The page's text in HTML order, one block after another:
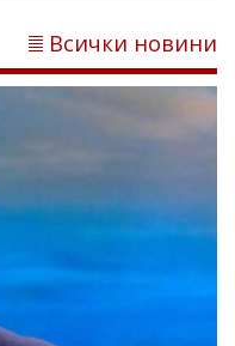
Всички новини